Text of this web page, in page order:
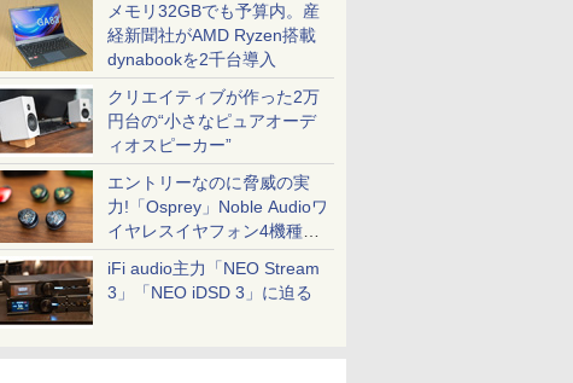
メモリ32GBでも予算内。産
経新聞社がAMD Ryzen搭載
dynabookを2千台導入
クリエイティブが作った2万
円台の“小さなピュアオーデ
ィオスピーカー”
エントリーなのに脅威の実
力!「Osprey」Noble Audioワ
イヤレスイヤフォン4機種を
一気に聴く
iFi audio主力「NEO Stream
3」「NEO iDSD 3」に迫る